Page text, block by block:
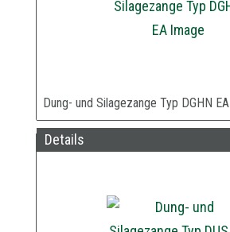
Dung- und Silagezange Typ DGHN EA
Details